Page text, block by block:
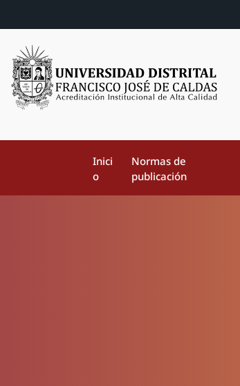
Inici
o
Normas de
publicación